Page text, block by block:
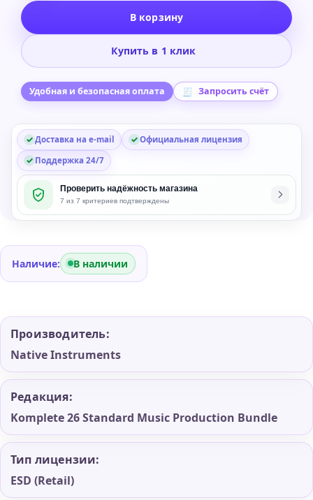
Native
Komplete
Standard
Production
Bundle
В корзину
Купить в 1 клик
Удобная и безопасная оплата Запросить счёт
Доставка на e-mail
Официальная лицензия
Поддержка 24/7
Проверить надёжность магазина
7 из 7 критериев подтверждены
Наличие: В наличии
Производитель:
Native Instruments
Редакция:
Komplete 26 Standard Music Production Bundle
Тип лицензии:
ESD (Retail)